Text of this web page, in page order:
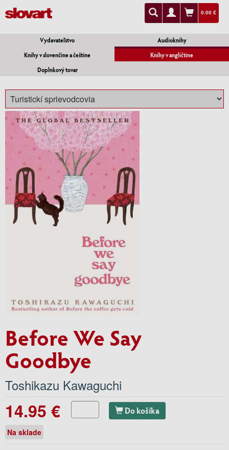
0.00 €
Vydavateľstvo
Audioknihy
Knihy v slovenčine a češtine
Knihy v angličtine
Doplnkový tovar
Before We Say
Goodbye
Toshikazu Kawaguchi
14.95 € Do košíka
Na sklade